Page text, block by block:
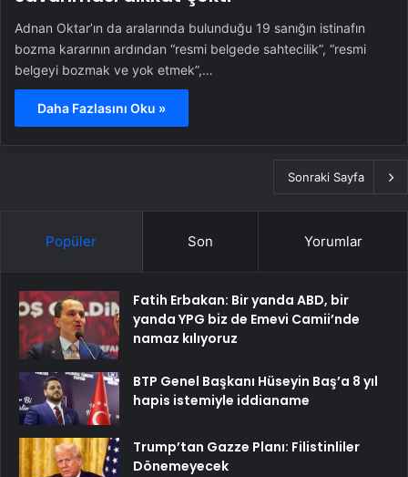
Adnan Oktar’ın da aralarında bulunduğu 19 sanığın istinafın
bozma kararının ardından “resmi belgede sahtecilik”, “resmi
belgeyi bozmak ve yok etmek”,…
Daha Fazlasını Oku »
Sonraki Sayfa
Popüler Son Yorumlar
Fatih Erbakan: Bir yanda ABD, bir
yanda YPG biz de Emevi Camii’nde
namaz kılıyoruz
BTP Genel Başkanı Hüseyin Baş’a 8 yıl
hapis istemiyle iddianame
Trump’tan Gazze Planı: Filistinliler
Dönemeyecek